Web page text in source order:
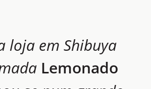
loja em Shibuya
Lemonado